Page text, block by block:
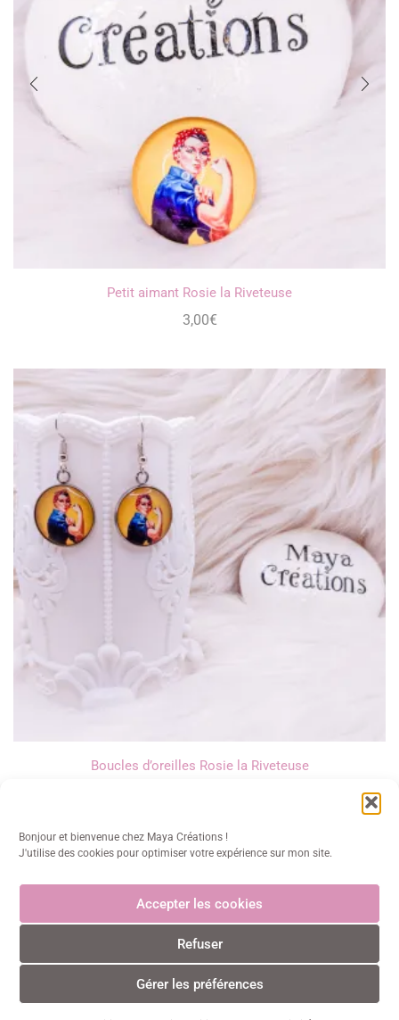
Bonjour et bienvenue chez Maya Créations !
J'utilise des cookies pour optimiser votre expérience sur mon site.
Accepter les cookies
Refuser
Gérer les préférences
Petit aimant Rosie la Riveteuse
3,00€
Boucles d’oreilles Rosie la Riveteuse
Maya Créations
info@mayacreations.fr CGU•CGV•Politique de confidentialité•Politique des
Mentions légales© Maya Créations • Tous droits réservés • 2024
Paiements CB sécurisés et certifiés 3D Secure avec Stripe
0 0